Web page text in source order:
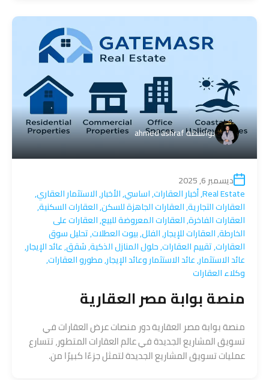
بواسطةahmed ashraf
ديسمبر 6, 2025
Real Estate
,أخبار العقارات,اساسي,الأخبار,الاستثمار العقاري,
العقارات التجارية,العقارات الجاهزة للسكن,العقارات السكنية,
العقارات الفاخرة,العقارات المعروضة للبيع,العقارات على
الخارطة,العقارات للإيجار,الفلل,بيوت العطلات,تحليل سوق
العقارات,تقييم العقارات,حلول المنازل الذكية,شقق,عائد الإيجار,
عائد الاستثمار,عائد الاستثمار وعائد الإيجار,مطورو العقارات,
وكلاء العقارات
منصة بوابة مصر العقارية
منصة بوابة مصر العقارية دور منصات عرض العقارات في
تسويق المشاريع الجديدة في عالم العقارات المتطور، تتسارع
عمليات تسويق المشاريع الجديدة لتمثل جزءًا كبيرًا من.